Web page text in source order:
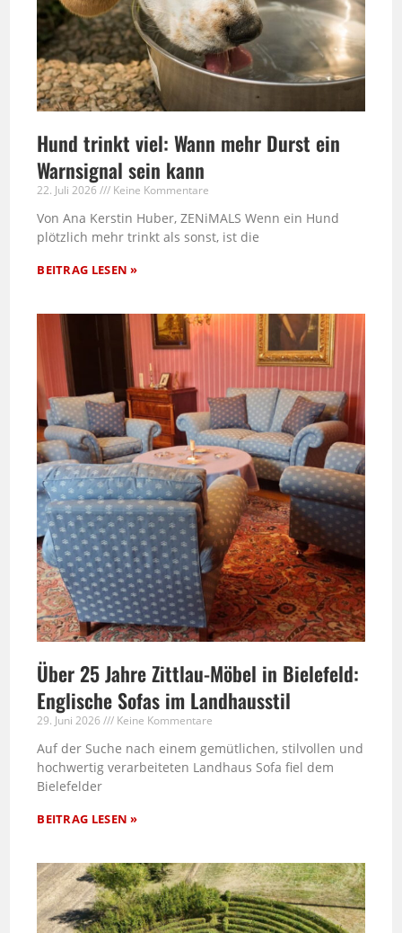
Hund trinkt viel: Wann mehr Durst ein
Warnsignal sein kann
22. Juli 2026 Keine Kommentare
Von Ana Kerstin Huber, ZENiMALS Wenn ein Hund
plötzlich mehr trinkt als sonst, ist die
BEITRAG LESEN »
Über 25 Jahre Zittlau-Möbel in Bielefeld:
Englische Sofas im Landhausstil
29. Juni 2026 Keine Kommentare
Auf der Suche nach einem gemütlichen, stilvollen und
hochwertig verarbeiteten Landhaus Sofa fiel dem
Bielefelder
BEITRAG LESEN »